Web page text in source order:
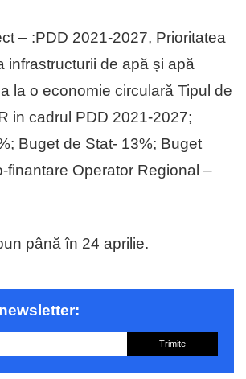
– :PDD 2021-2027, Prioritatea
infrastructurii de apă și apă
la o economie circulară Tipul de
in cadrul PDD 2021-2027;
Buget de Stat- 13%; Buget
finantare Operator Regional –
până în 24 aprilie.
Trimite